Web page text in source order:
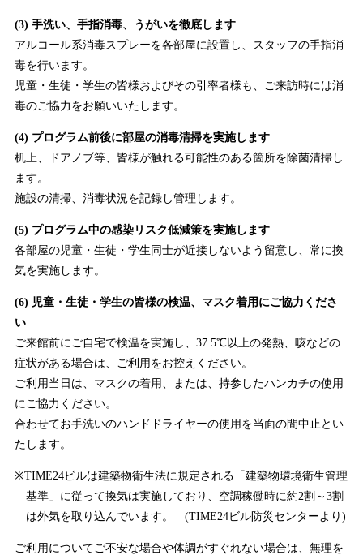
(3) 手洗い、手指消毒、うがいを徹底します
アルコール系消毒スプレーを各部屋に設置し、スタッフの手指消
毒を行います。
児童・生徒・学生の皆様およびその引率者様も、ご来訪時には消
毒のご協力をお願いいたします。
(4) プログラム前後に部屋の消毒清掃を実施します
机上、ドアノブ等、皆様が触れる可能性のある箇所を除菌清掃し
ます。
施設の清掃、消毒状況を記録し管理します。
(5) プログラム中の感染リスク低減策を実施します
各部屋の児童・生徒・学生同士が近接しないよう留意し、常に換
気を実施します。
(6) 児童・生徒・学生の皆様の検温、マスク着用にご協力くださ
い
ご来館前にご自宅で検温を実施し、37.5℃以上の発熱、咳などの
症状がある場合は、ご利用をお控えください。
ご利用当日は、マスクの着用、または、持参したハンカチの使用
にご協力ください。
合わせてお手洗いのハンドドライヤーの使用を当面の間中止とい
たします。
※TIME24ビルは建築物衛生法に規定される「建築物環境衛生管理
基準」に従って換気は実施しており、空調稼働時に約2割～3割
は外気を取り込んでいます。 (TIME24ビル防災センターより)
ご利用についてご不安な場合や体調がすぐれない場合は、無理を